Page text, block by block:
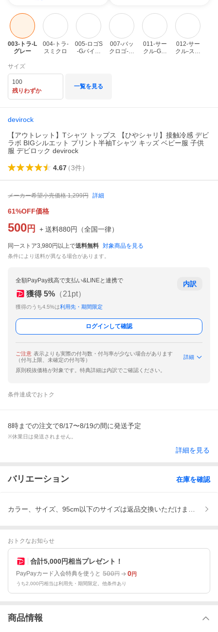
003-トラ-L
グレー
004-トラ-
スミクロ
005-ロゴS
-Gバイオ
007-バッ
クロゴ-ス
011-サー
クル-Gバ
012-サー
クル-スミ
サイズ
100
残りわずか
一覧を見る
devirock
【アウトレット】Tシャツ トップス 【ひやシャリ】接触冷感 デビ
ラボ BIGシルエット プリント半袖Tシャツ キッズ ベビー服 子供
服 デビロック devirock
4.67（3件）
メーカー希望小売価格 1,299円 詳細
61%OFF価格
500 円 + 送料880円 （全国一律）
同一ストア3,980円以上で送料無料 対象商品を見る
条件により送料が異なる場合があります。
全額PayPay残高で支払い&LINEと連携で
獲得 5% （21pt）
獲得のうち4.5%は利用先・期間限定
内訳
ログインして確認
ご注意 表示よりも実際の付与数・付与率が少ない場合があります
（付与上限、未確定の付与等）
詳細
原則税抜価格が対象です。特典詳細は内訳でご確認ください。
条件達成でおトク
8時までの注文で8/17〜8/19の間に発送予定
※休業日は発送されません。
詳細を見る
バリエーション 在庫を確認
カラー、サイズ、95cm以下のサイズは返品交換いただけません
おトクなお知らせ
合計5,000円相当プレゼント！
PayPayカード入会特典を使うと 500円 0円
うち2,000円相当は利用先・期間限定。他条件あり
商品情報